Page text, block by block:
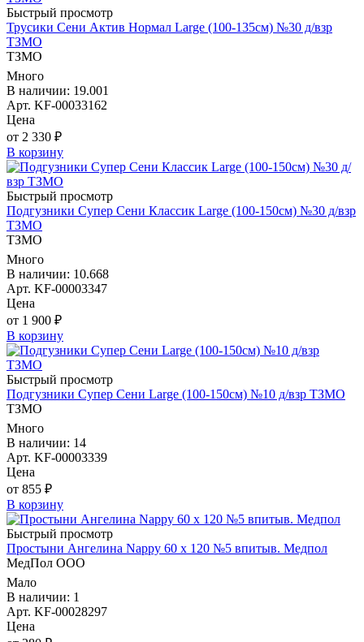
Быстрый просмотр
Трусики Сени Актив Нормал Large (100-135см) №30 д/взр
ТЗМО
ТЗМО
Много
В наличии: 19.001
Арт. KF-00033162
Цена
от 2 330 ₽
В корзину
Быстрый просмотр
Подгузники Супер Сени Классик Large (100-150см) №30 д/взр
ТЗМО
ТЗМО
Много
В наличии: 10.668
Арт. KF-00003347
Цена
от 1 900 ₽
В корзину
Быстрый просмотр
Подгузники Супер Сени Large (100-150см) №10 д/взр ТЗМО
ТЗМО
Много
В наличии: 14
Арт. KF-00003339
Цена
от 855 ₽
В корзину
Быстрый просмотр
Простыни Ангелина Nappy 60 х 120 №5 впитыв. Медпол
МедПол ООО
Мало
В наличии: 1
Арт. KF-00028297
Цена